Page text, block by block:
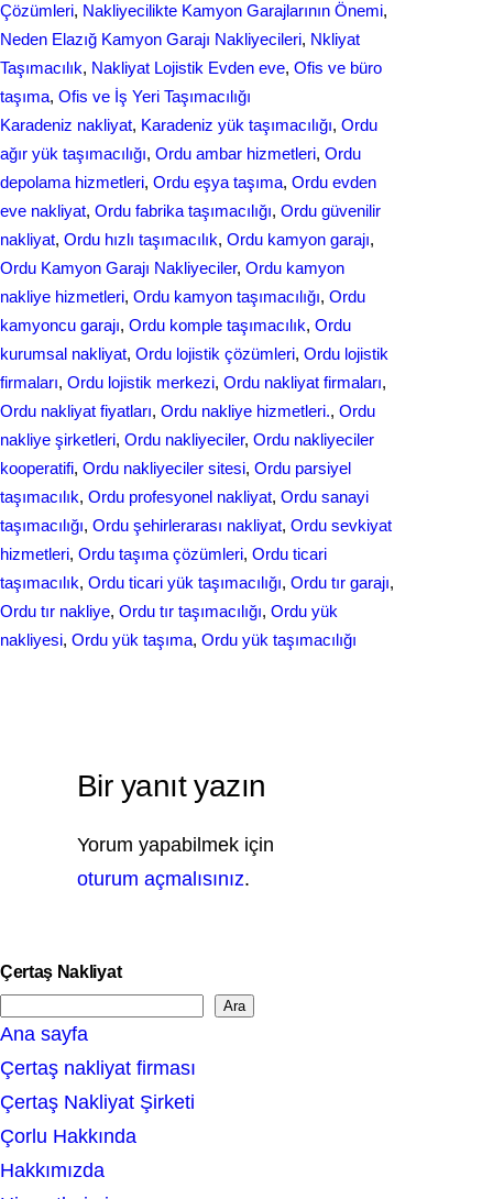
Çözümleri, Nakliyecilikte Kamyon Garajlarının Önemi
Neden Elazığ Kamyon Garajı Nakliyecileri, Nkliyat
Taşımacılık, Nаkliyаt Lojistik Evdеn eve, Ofis ve büro
taşıma, Ofis ve İş Yeri Taşımacılığı
Karadeniz nakliyat, Karadeniz yük taşımacılığı, Ordu
ağır yük taşımacılığı, Ordu ambar hizmetleri, Ordu
depolama hizmetleri, Ordu eşya taşıma, Ordu evden
eve nakliyat, Ordu fabrika taşımacılığı, Ordu güvenilir
nakliyat, Ordu hızlı taşımacılık, Ordu kamyon garajı
Ordu Kamyon Garajı Nakliyeciler, Ordu kamyon
nakliye hizmetleri, Ordu kamyon taşımacılığı, Ordu
kamyoncu garajı, Ordu komple taşımacılık, Ordu
kurumsal nakliyat, Ordu lojistik çözümleri, Ordu lojistik
firmaları, Ordu lojistik merkezi, Ordu nakliyat firmaları
Ordu nakliyat fiyatları, Ordu nakliye hizmetleri., Ordu
nakliye şirketleri, Ordu nakliyeciler, Ordu nakliyeciler
kooperatifi, Ordu nakliyeciler sitesi, Ordu parsiyel
taşımacılık, Ordu profesyonel nakliyat, Ordu sanayi
taşımacılığı, Ordu şehirlerarası nakliyat, Ordu sevkiyat
hizmetleri, Ordu taşıma çözümleri, Ordu ticari
taşımacılık, Ordu ticari yük taşımacılığı, Ordu tır garajı
Ordu tır nakliye, Ordu tır taşımacılığı, Ordu yük
nakliyesi, Ordu yük taşıma, Ordu yük taşımacılığı
Bir yanıt yazın
Yorum yapabilmek için
oturum açmalısınız.
Çertaş Nakliyat
e
a
r
c
h
Ara
Ana sayfa
Çertaş nakliyat firması
Çertaş Nakliyat Şirketi
Çorlu Hakkında
Hakkımızda